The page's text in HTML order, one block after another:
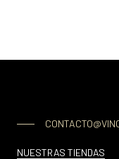
NUESTRAS TIENDAS